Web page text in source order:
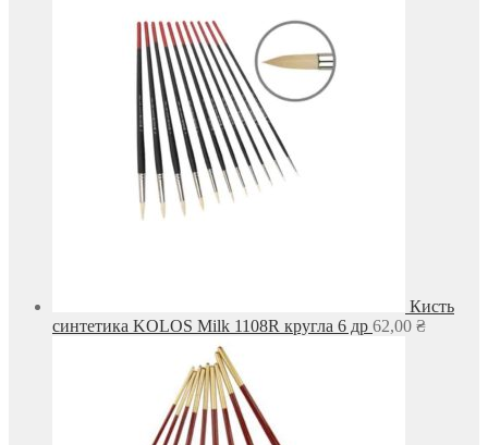
Кисть
синтетика KOLOS Milk 1108R кругла 6 др 62,00 ₴